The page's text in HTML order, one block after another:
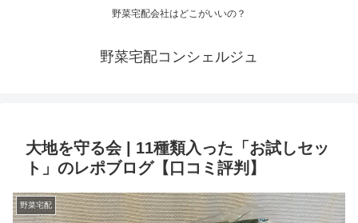
野菜宅配会社はどこがいいの？
野菜宅配コンシェルジュ
大地を守る会 | 11種類入った「お試しセッ
ト」のレポブログ【口コミ評判】
野菜宅配